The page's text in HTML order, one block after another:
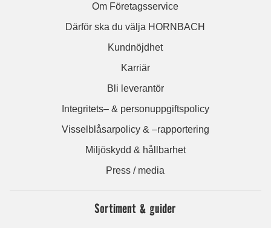
Om Företagsservice
Därför ska du välja HORNBACH
Kundnöjdhet
Karriär
Bli leverantör
Integritets– & personuppgiftspolicy
Visselblåsarpolicy & –rapportering
Miljöskydd & hållbarhet
Press / media
Sortiment & guider